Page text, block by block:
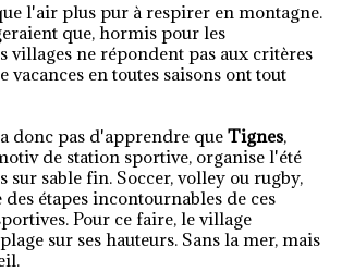
l'air plus pur à respirer en montagne.
que, hormis pour les
villages ne répondent pas aux critères
vacances en toutes saisons ont tout
donc pas d'apprendre que Tignes,
de station sportive, organise l'été
sur sable fin. Soccer, volley ou rugby,
des étapes incontournables de ces
Pour ce faire, le village
sur ses hauteurs. Sans la mer, mais